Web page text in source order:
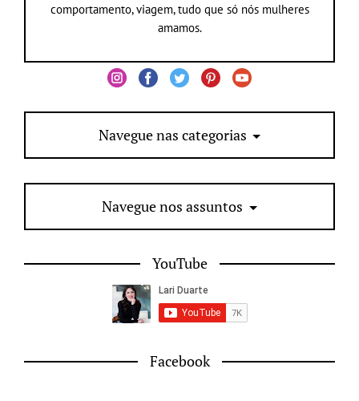
comportamento, viagem, tudo que só nós mulheres
amamos.
Navegue nas categorias
Navegue nos assuntos
YouTube
Facebook